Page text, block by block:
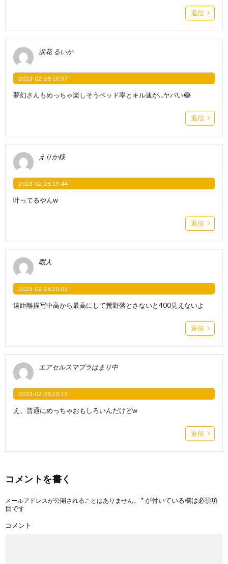
返信
涙花 るいか
2023-02-28 19:37
夢幻さんもめっちゃ楽しそうベッド率とキル速が…ヤバい😂
返信
えりか様
2023-02-28 19:44
叶ってるやんw
返信
暇人
2023-02-28 20:05
遠距離描写中高から最高にして荒野落とさないと400見えないよ
返信
エアセルスマブラはまり中
2023-02-28 20:15
え、普通にめっちゃおもしろいんだけどw
返信
コメントを書く
メールアドレスが公開されることはありません。 *が付いている欄は必須項
目です
コメント